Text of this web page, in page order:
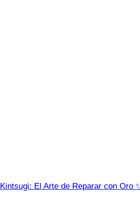
Kintsugi: El Arte de Reparar con Oro